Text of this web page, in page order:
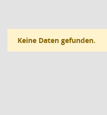
Keine Daten gefunden.